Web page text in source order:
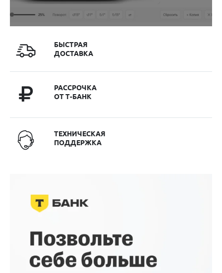
БЫСТРАЯ
ДОСТАВКА
РАССРОЧКА
ОТ Т-БАНК
ТЕХНИЧЕСКАЯ
ПОДДЕРЖКА